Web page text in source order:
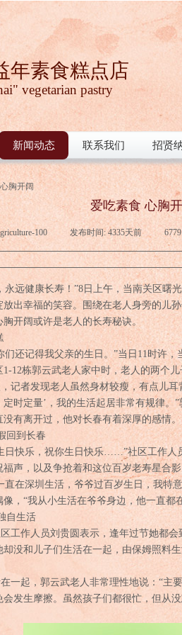
新闻动态 联系我们 招贤
年素食糕点店
vegetarian pastry
胸开阔
爱吃素食 心胸
100 发布时间: 4335天前 6779
远健康长寿！”8日上午，当南关区曙
放出幸福的笑容。围绕在老人身旁的儿
开阔或许是老人的长寿秘诀。
还记得我父亲的生日。”当日11时许，
12栋郭云武老人家中时，老人的两个
者发现老人虽然身材较瘦，有点儿耳
时定量’，我的生活起居非常有规律。
没有离开过，他对长春有着深厚的感情。
回到长春
快乐，祝你生日快乐……”社区工作人
声，以及争抢着和这位百岁老寿星合影
深圳生活，爷爷过百岁生日，我特
，“我从小生活在爷爷身边，他一直都
自生活
作人员刘贵圆表示，逢年过节她都会
却没和儿子们生活在一起，由保姆照料
起，郭云武老人非常理性地说：“主
发生摩擦。虽然孩子们都很忙，但从